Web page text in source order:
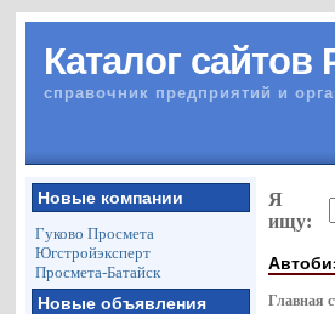
Каталог сайтов
справочник предприятий и
Новые компании
Гуково Просмета
Югстройэксперт
Просмета-Батайск
Новые объявления
Я
ищу:
Главная